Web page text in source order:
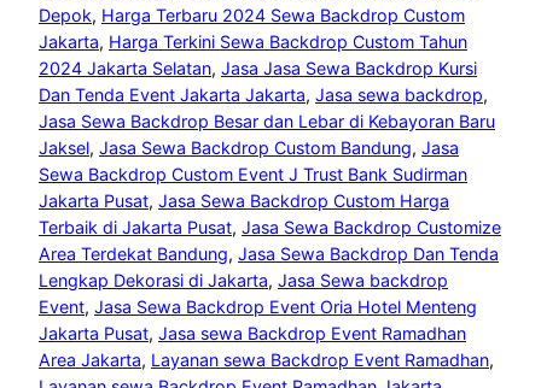
Depok, Harga Terbaru 2024 Sewa Backdrop Custom
Jakarta, Harga Terkini Sewa Backdrop Custom Tahun
2024 Jakarta Selatan, Jasa Jasa Sewa Backdrop Kursi
Dan Tenda Event Jakarta Jakarta, Jasa sewa backdrop
Jasa Sewa Backdrop Besar dan Lebar di Kebayoran Baru
Jaksel, Jasa Sewa Backdrop Custom Bandung, Jasa
Sewa Backdrop Custom Event J Trust Bank Sudirman
Jakarta Pusat, Jasa Sewa Backdrop Custom Harga
Terbaik di Jakarta Pusat, Jasa Sewa Backdrop Customize
Area Terdekat Bandung, Jasa Sewa Backdrop Dan Tenda
Lengkap Dekorasi di Jakarta, Jasa Sewa backdrop
Event, Jasa Sewa Backdrop Event Oria Hotel Menteng
Jakarta Pusat, Jasa sewa Backdrop Event Ramadhan
Area Jakarta, Layanan sewa Backdrop Event Ramadhan